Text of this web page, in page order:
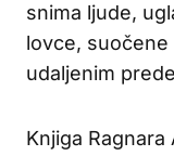
snima ljude,
lovce,
udaljenim
Knjiga